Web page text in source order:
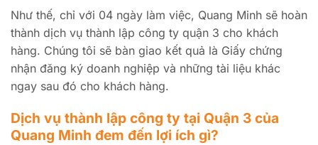
Như thế, chỉ với 04 ngày làm việc, Quang Minh sẽ hoàn
thành dịch vụ thành lập công ty quận 3 cho khách
hàng. Chúng tôi sẽ bàn giao kết quả là Giấy chứng
nhận đăng ký doanh nghiệp và những tài liệu khác
ngay sau đó cho khách hàng.
Dịch vụ thành lập công ty tại Quận 3 của
Quang Minh đem đến lợi ích gì?